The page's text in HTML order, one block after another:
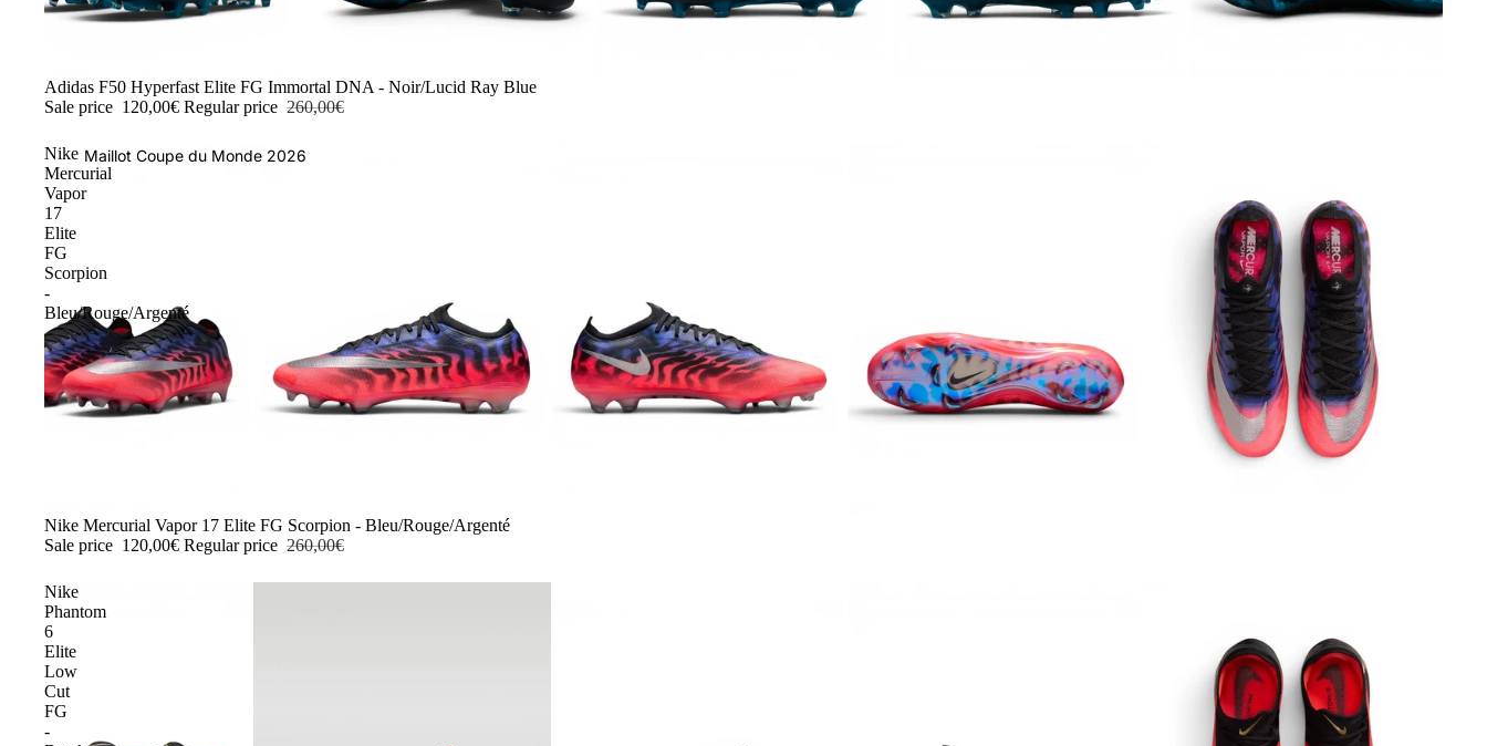
Maillot Coupe du Monde 2026
-54%
Adidas F50 Hyperfast Elite FG Immortal DNA - Noir/Lucid Ray Blue
Sale price 120,00€ Regular price 260,00€
Nike
Mercurial
Vapor
17
Elite
FG
Scorpion
-
Bleu/Rouge/Argenté
-54%
Nike Mercurial Vapor 17 Elite FG Scorpion - Bleu/Rouge/Argenté
Sale price 120,00€ Regular price 260,00€
Nike
Phantom
6
Elite
Low
Cut
FG
-